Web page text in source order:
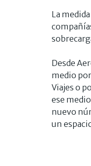
La
Desde
medio
Viajes o
ese
nuevo
un